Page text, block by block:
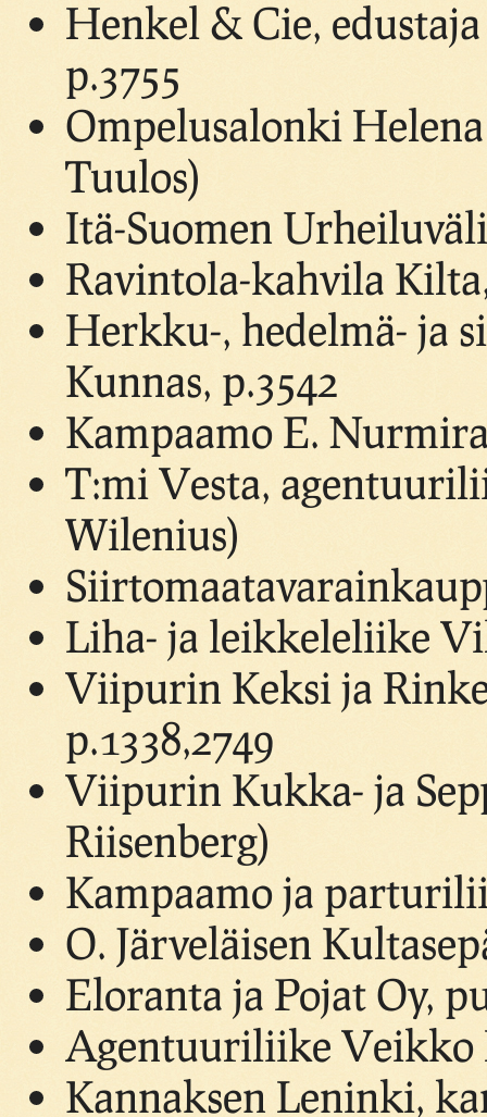
Henkel & Cie,
p.3755
Ompelusalonki
Tuulos)
Itä-Suomen
Ravintola-kahvila
Herkku-, hedelmä- ja
Kunnas, p.3542
Kampaamo E.
T:mi Vesta,
Wilenius)
Liha- ja leikkeleliike
Viipurin Keksi ja
p.1338,2749
Viipurin Kukka- ja
Riisenberg)
Kampaamo ja
O. Järveläisen
Eloranta ja Pojat Oy,
Agentuuriliike Veikko
Kannaksen Leninki,